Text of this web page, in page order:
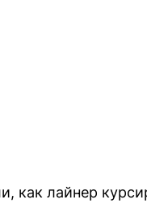
как лайнер